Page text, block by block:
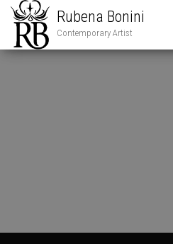
Rubena Bonini
Contemporary Artist